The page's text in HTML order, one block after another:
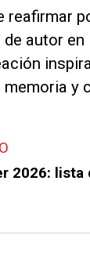
autor
y
2026: